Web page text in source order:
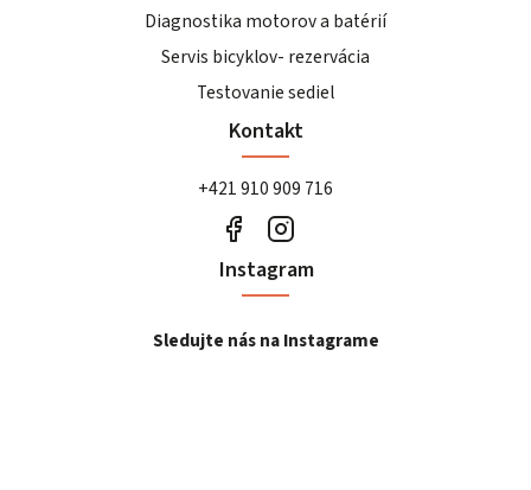
Diagnostika motorov a batérií
Servis bicyklov- rezervácia
Testovanie sediel
Kontakt
+421 910 909 716
Instagram
Sledujte nás na Instagrame